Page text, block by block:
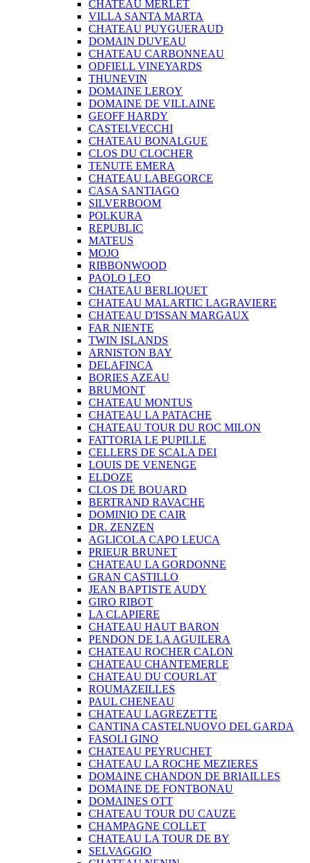
CHATEAU MERLET
VILLA SANTA MARTA
CHATEAU PUYGUERAUD
DOMAIN DUVEAU
CHATEAU CARBONNEAU
ODFIELL VINEYARDS
THUNEVIN
DOMAINE LEROY
DOMAINE DE VILLAINE
GEOFF HARDY
CASTELVECCHI
CHATEAU BONALGUE
CLOS DU CLOCHER
TENUTE EMERA
CHATEAU LABEGORCE
CASA SANTIAGO
SILVERBOOM
POLKURA
REPUBLIC
MATEUS
MOJO
RIBBONWOOD
PAOLO LEO
CHATEAU BERLIQUET
CHATEAU MALARTIC LAGRAVIERE
CHATEAU D'ISSAN MARGAUX
FAR NIENTE
TWIN ISLANDS
ARNISTON BAY
DELAFINCA
BORIES AZEAU
BRUMONT
CHATEAU MONTUS
CHATEAU LA PATACHE
CHATEAU TOUR DU ROC MILON
FATTORIA LE PUPILLE
CELLERS DE SCALA DEI
LOUIS DE VENENGE
ELDOZE
CLOS DE BOUARD
BERTRAND RAVACHE
DOMINIO DE CAIR
DR. ZENZEN
AGLICOLA CAPO LEUCA
PRIEUR BRUNET
CHATEAU LA GORDONNE
GRAN CASTILLO
JEAN BAPTISTE AUDY
GIRO RIBOT
LA CLAPIERE
CHATEAU HAUT BARON
PENDON DE LA AGUILERA
CHATEAU ROCHER CALON
CHATEAU CHANTEMERLE
CHATEAU DU COURLAT
ROUMAZEILLES
PAUL CHENEAU
CHATEAU LAGREZETTE
CANTINA CASTELNUOVO DEL GARDA
FASOLI GINO
CHATEAU PEYRUCHET
CHATEAU LA ROCHE MEZIERES
DOMAINE CHANDON DE BRIAILLES
DOMAINE DE FONTBONAU
DOMAINES OTT
CHATEAU TOUR DU CAUZE
CHAMPAGNE COLLET
CHATEAU LA TOUR DE BY
SELVAGGIO